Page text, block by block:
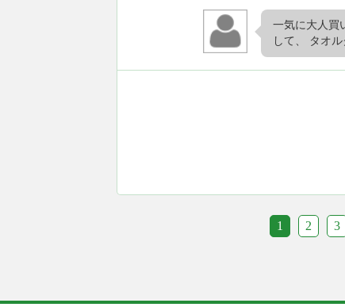
一気に大人買
して、 タオ
1 2 3